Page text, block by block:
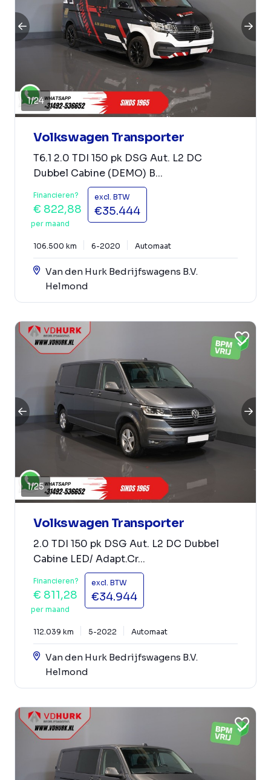
1/24
Volkswagen Transporter
T6.1 2.0 TDI 150 pk DSG Aut. L2 DC
Dubbel Cabine (DEMO) B...
Financieren?
€ 822,88
per maand
excl. BTW
€35.444
106.500 km 6-2020 Automaat
Van den Hurk Bedrijfswagens B.V.
Helmond
1/25
Volkswagen Transporter
2.0 TDI 150 pk DSG Aut. L2 DC Dubbel
Cabine LED/ Adapt.Cr...
Financieren?
€ 811,28
per maand
excl. BTW
€34.944
112.039 km 5-2022 Automaat
Van den Hurk Bedrijfswagens B.V.
Helmond